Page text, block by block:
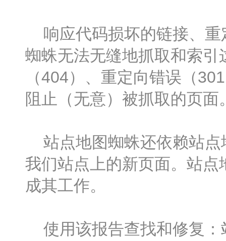
响应代码损坏的链接、重
蜘蛛无法无缝地抓取和索
（404）、重定向错误（
阻止（无意）被抓取的页面
站点地图蜘蛛还依赖站点
我们站点上的新页面。站
成其工作。
使用该报告查找和修复：